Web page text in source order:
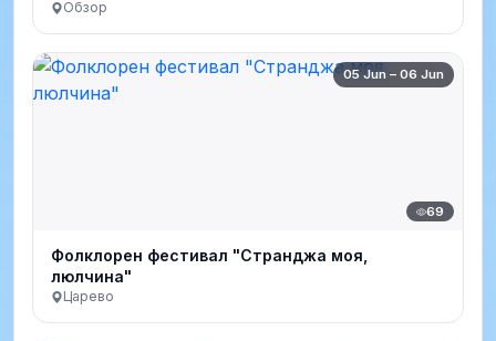
Обзор
05 Jun – 06 Jun
69
Фолклорен фестивал "Странджа моя,
люлчина"
Царево